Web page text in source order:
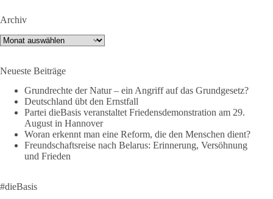
⚠️ Einhaltung von Völkerrecht und UN-Charta
Mit dabei sind (Stand 9.7.26):
✅ Florian Pfaff, Mayor a.D. (Sprecher dieBasis AG Frieden)
✅ Michael Aggiliedis (AG Frieden der Partei dieBasis)
✅ Chris Barth (Klartext Rheinmain)
✅ Guy Dawson (Sänger)
✅ Nina Maleika (Sängerin, Moderatorin)
✅ Daniel Langhans, Menschenrechtsaktivist
✅ Bundesvorstandsmitglieder der Partei dieBasis, u.v.m.
und ein dieBasis-Fahnenmeer.
Archiv
Archiv
Neueste Beiträge
Grundrechte der Natur – ein Angriff auf das Grundgesetz?
Deutschland übt den Ernstfall
Partei dieBasis veranstaltet Friedensdemonstration am 29.
August in Hannover
Woran erkennt man eine Reform, die den Menschen dient?
Freundschaftsreise nach Belarus: Erinnerung, Versöhnung
und Frieden
#dieBasis